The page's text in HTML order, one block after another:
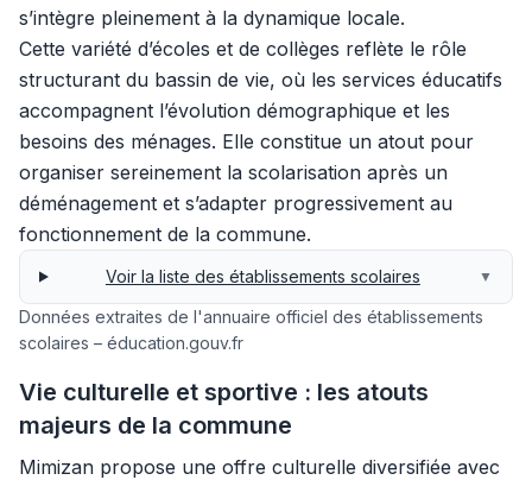
s’intègre pleinement à la dynamique locale.
Cette variété d’écoles et de collèges reflète le rôle
structurant du bassin de vie, où les services éducatifs
accompagnent l’évolution démographique et les
besoins des ménages. Elle constitue un atout pour
organiser sereinement la scolarisation après un
déménagement et s’adapter progressivement au
fonctionnement de la commune.
Voir la liste des établissements scolaires ▼
Données extraites de l'annuaire officiel des établissements
scolaires – éducation.gouv.fr
Vie culturelle et sportive : les atouts
majeurs de la commune
Mimizan propose une offre culturelle diversifiée avec